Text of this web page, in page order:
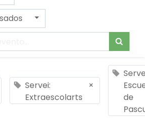
Servei:
Extraescolarts
×
de